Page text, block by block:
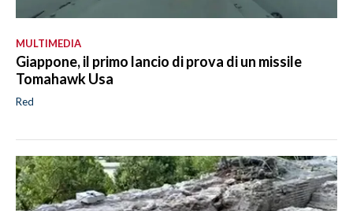
MULTIMEDIA
Giappone, il primo lancio di prova di un missile
Tomahawk Usa
Red